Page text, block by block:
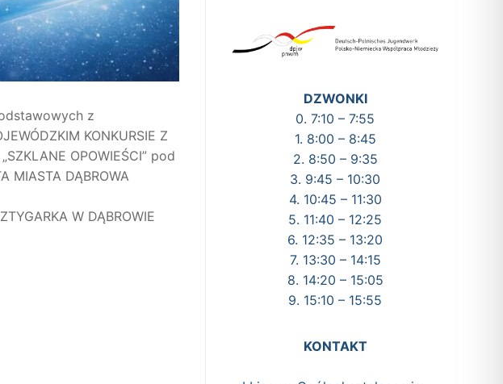
z
KONKURSIE Z
OPOWIEŚCI” pod
MIASTA DĄBROWA
W DĄBROWIE
DZWONKI
0. 7:10 – 7:55
1. 8:00 – 8:45
2. 8:50 – 9:35
3. 9:45 – 10:30
4. 10:45 – 11:30
5. 11:40 – 12:25
6. 12:35 – 13:20
7. 13:30 – 14:15
8. 14:20 – 15:05
9. 15:10 – 15:55
KONTAKT